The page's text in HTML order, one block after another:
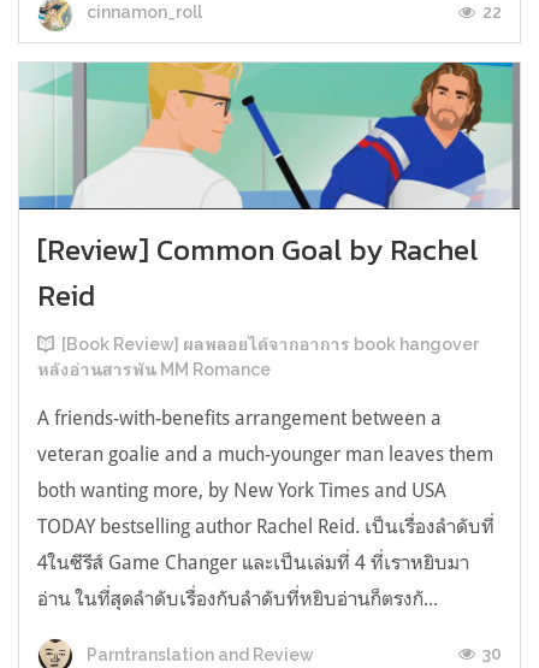
cinnamon_roll 22
[Review] Common Goal by Rachel
Reid
[Book Review] ผลพลอยได้จากอาการ book hangover
หลังอ่านสารพัน MM Romance
A friends-with-benefits arrangement between a
veteran goalie and a much-younger man leaves them
both wanting more, by New York Times and USA
TODAY bestselling author Rachel Reid. เป็นเรื่องลำดับที่
4ในซีรีส์ Game Changer และเป็นเล่มที่ 4 ที่เราหยิบมา
อ่าน ในที่สุดลำดับเรื่องกับลำดับที่หยิบอ่านก็ตรงกั...
Parntranslation and Review 30